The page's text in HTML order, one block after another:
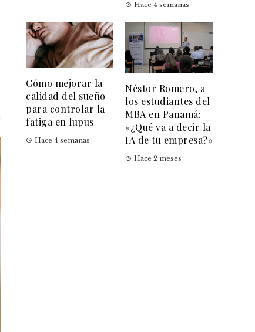
Hace 4 semanas
Cómo mejorar la
calidad del sueño
para controlar la
fatiga en lupus
Hace 4 semanas
Néstor Romero, a
los estudiantes del
MBA en Panamá:
«¿Qué va a decir la
IA de tu empresa?»
Hace 2 meses